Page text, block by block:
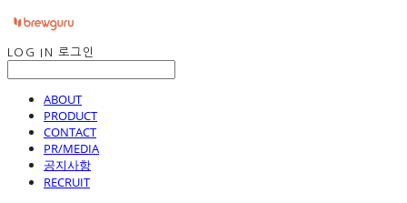
LOG IN 로그인
ABOUT
PRODUCT
CONTACT
PR/MEDIA
공지사항
RECRUIT